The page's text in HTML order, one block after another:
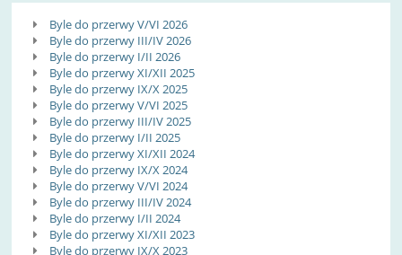
Gazetka
Szkolna
Byle do przerwy V/VI 2026
Byle do przerwy III/IV 2026
Byle do przerwy I/II 2026
Byle do przerwy XI/XII 2025
Byle do przerwy IX/X 2025
Byle do przerwy V/VI 2025
Byle do przerwy III/IV 2025
Byle do przerwy I/II 2025
Byle do przerwy XI/XII 2024
Byle do przerwy IX/X 2024
Byle do przerwy V/VI 2024
Byle do przerwy III/IV 2024
Byle do przerwy I/II 2024
Byle do przerwy XI/XII 2023
Byle do przerwy IX/X 2023